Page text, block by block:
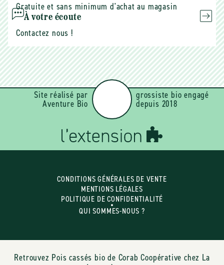
Gratuite et sans minimum d'achat au magasin
À votre écoute
Contactez nous !
Site réalisé par
Aventure Bio
grossiste bio engagé
depuis 2018
CONDITIONS GÉNÉRALES DE VENTE
MENTIONS LÉGALES
POLITIQUE DE CONFIDENTIALITÉ
QUI SOMMES-NOUS ?
Retrouvez Pois cassés bio de Corab Coopérative chez La